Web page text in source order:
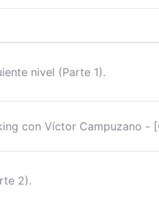
nivel (Parte 1).
con Víctor Campuzano -
2).